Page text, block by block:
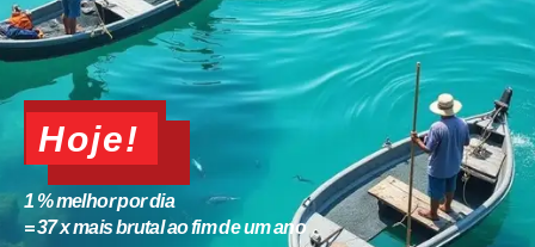
Hoje!
1 % melhor por dia
= 37 x mais brutal ao fim de um ano